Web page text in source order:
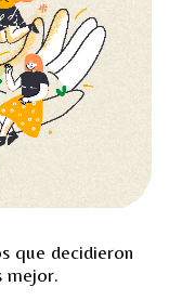
que decidieron
mejor.